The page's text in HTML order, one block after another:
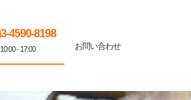
4590-8198
10:00 - 17:00 お問い合わせ